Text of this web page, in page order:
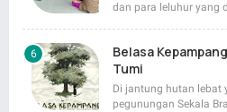
dan para leluhur yang
Belasa
Tumi
Di jantung hutan lebat
pegunungan Sekala